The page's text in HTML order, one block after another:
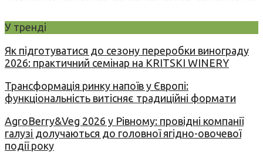
У тренді
Як підготуватися до сезону переробки винограду
2026: практичний семінар на KRITSKI WINERY
Трансформація ринку напоїв у Європі:
функціональність витісняє традиційні формати
AgroBerry&Veg 2026 у Рівному: провідні компанії
галузі долучаються до головної ягідно-овочевої
події року